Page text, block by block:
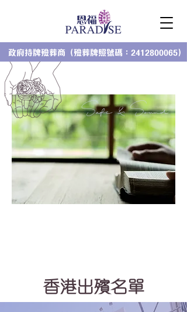
政府持牌殮葬商（殮葬牌照號碼：2412800065）
Safe & Sound
香港出殯名單